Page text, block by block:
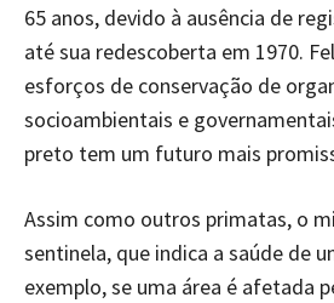
65 anos, devido à ausência de
até sua redescoberta em 1970.
esforços de conservação de
socioambientais e
preto tem um futuro mais
Assim como outros primatas, o
sentinela, que indica a saúde de
exemplo, se uma área é afetada